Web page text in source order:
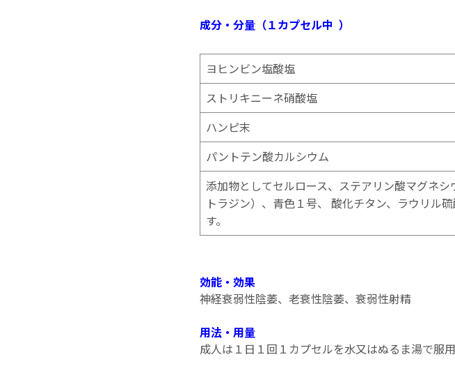
成分・分量（１カプセル中 ）
ヨヒンビン塩酸塩
ストリキニーネ硝酸塩
ハンピ末
パントテン酸カルシウム
添加物としてセルロース、ステアリン酸マグネ
トラジン）、青色１号、 酸化チタン、ラウリル
す。
効能・効果
神経衰弱性陰萎、老衰性陰萎、衰弱性射精
用法・用量
成人は１日１回１カプセルを水又はぬるま湯で服用